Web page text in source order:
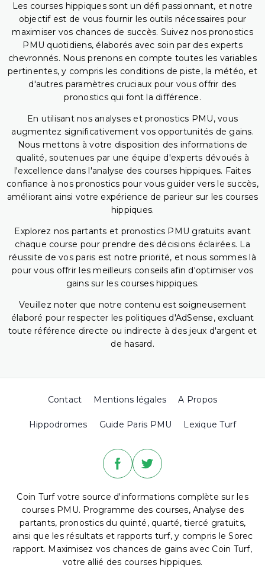
Les courses hippiques sont un défi passionnant, et notre
objectif est de vous fournir les outils nécessaires pour
maximiser vos chances de succès. Suivez nos pronostics
PMU quotidiens, élaborés avec soin par des experts
chevronnés. Nous prenons en compte toutes les variables
pertinentes, y compris les conditions de piste, la météo, et
d'autres paramètres cruciaux pour vous offrir des
pronostics qui font la différence.
En utilisant nos analyses et pronostics PMU, vous
augmentez significativement vos opportunités de gains.
Nous mettons à votre disposition des informations de
qualité, soutenues par une équipe d'experts dévoués à
l'excellence dans l'analyse des courses hippiques. Faites
confiance à nos pronostics pour vous guider vers le succès,
améliorant ainsi votre expérience de parieur sur les courses
hippiques.
Explorez nos partants et pronostics PMU gratuits avant
chaque course pour prendre des décisions éclairées. La
réussite de vos paris est notre priorité, et nous sommes là
pour vous offrir les meilleurs conseils afin d'optimiser vos
gains sur les courses hippiques.
Veuillez noter que notre contenu est soigneusement
élaboré pour respecter les politiques d'AdSense, excluant
toute référence directe ou indirecte à des jeux d'argent et
de hasard.
Contact Mentions légales A Propos
Hippodromes Guide Paris PMU Lexique Turf
Coin Turf votre source d'informations complète sur les
courses PMU. Programme des courses, Analyse des
partants, pronostics du quinté, quarté, tiercé gratuits,
ainsi que les résultats et rapports turf, y compris le Sorec
rapport. Maximisez vos chances de gains avec Coin Turf,
votre allié des courses hippiques.